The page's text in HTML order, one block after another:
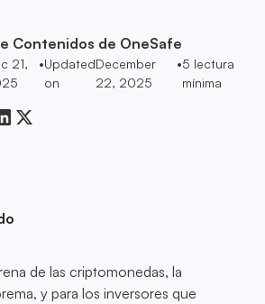
Contenidos de OneSafe
21,
•Updated
on
December
22, 2025
•5 lectura
mínima
de las criptomonedas, la
y para los inversores que